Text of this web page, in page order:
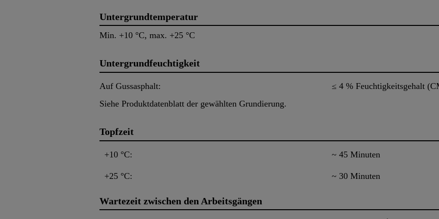
Untergrundtemperatur
Min. +10 °C, max. +25 °C
Untergrundfeuchtigkeit
Auf Gussasphalt:
≤ 4 % Feuchtigkeitsgehalt
Siehe Produktdatenblatt der gewählten Grundierung.
Topfzeit
+10 °C: ~ 45 Minuten
+25 °C: ~ 30 Minuten
Wartezeit zwischen den Arbeitsgängen